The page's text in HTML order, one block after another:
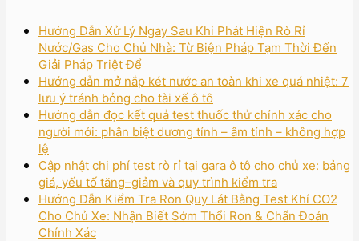
Hướng Dẫn Xử Lý Ngay Sau Khi Phát Hiện Rò Rỉ
Nước/Gas Cho Chủ Nhà: Từ Biện Pháp Tạm Thời Đến
Giải Pháp Triệt Để
Hướng dẫn mở nắp két nước an toàn khi xe quá nhiệt: 7
lưu ý tránh bỏng cho tài xế ô tô
Hướng dẫn đọc kết quả test thuốc thử chính xác cho
người mới: phân biệt dương tính – âm tính – không hợp
lệ
Cập nhật chi phí test rò rỉ tại gara ô tô cho chủ xe: bảng
giá, yếu tố tăng–giảm và quy trình kiểm tra
Hướng Dẫn Kiểm Tra Ron Quy Lát Bằng Test Khí CO2
Cho Chủ Xe: Nhận Biết Sớm Thổi Ron & Chẩn Đoán
Chính Xác